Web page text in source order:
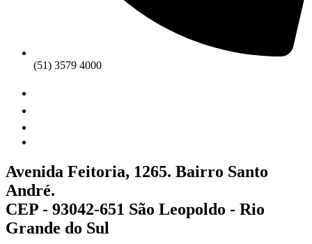
(51) 3579 4000
Avenida Feitoria, 1265. Bairro Santo
André.
CEP - 93042-651 São Leopoldo - Rio
Grande do Sul